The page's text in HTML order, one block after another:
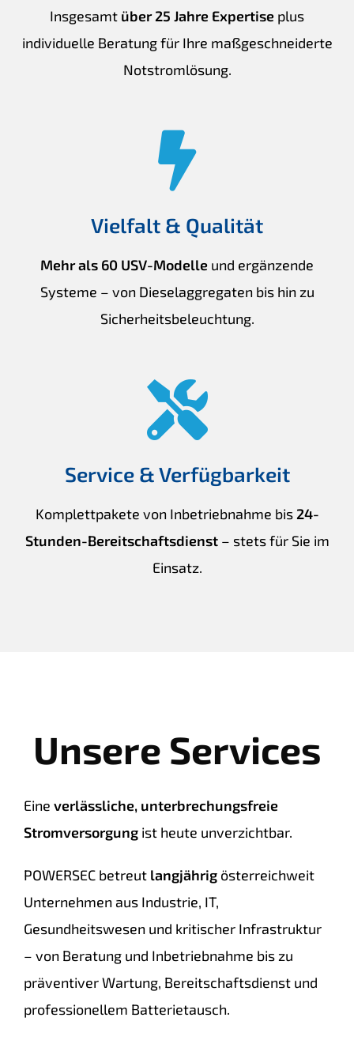
Insgesamt über 25 Jahre Expertise plus
individuelle Beratung für Ihre maßgeschneiderte
Notstromlösung.
Vielfalt & Qualität
Mehr als 60 USV-Modelle und ergänzende
Systeme – von Dieselaggregaten bis hin zu
Sicherheitsbeleuchtung.
Service & Verfügbarkeit
Komplettpakete von Inbetriebnahme bis 24-
Stunden-Bereitschaftsdienst– stets für Sie im
Einsatz.
Unsere Services
Eine verlässliche, unterbrechungsfreie
Stromversorgung ist heute unverzichtbar.
POWERSEC betreut langjährig österreichweit
Unternehmen aus Industrie, IT,
Gesundheitswesen und kritischer Infrastruktur
– von Beratung und Inbetriebnahme bis zu
präventiver Wartung, Bereitschaftsdienst und
professionellem Batterietausch.